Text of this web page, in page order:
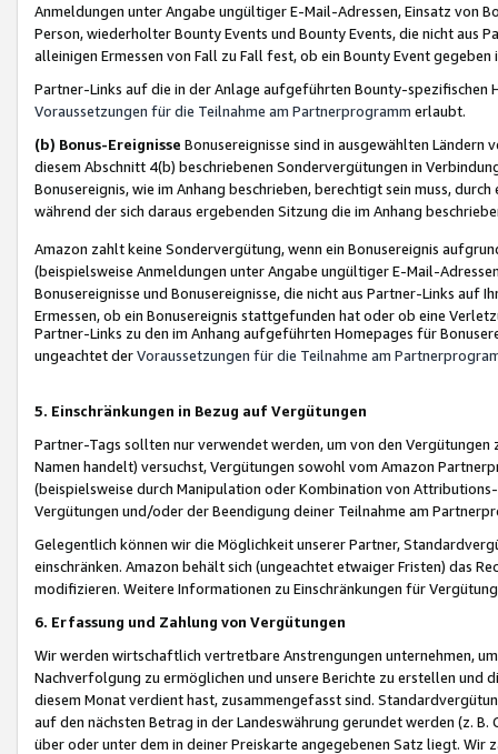
Anmeldungen unter Angabe ungültiger E-Mail-Adressen, Einsatz von
Person, wiederholter Bounty Events und Bounty Events, die nicht
alleinigen Ermessen von Fall zu Fall fest, ob ein Bounty Event
Partner-Links auf die in der Anlage aufgeführten Bounty-spezifischen
Voraussetzungen für die Teilnahme am Partnerprogramm erlaubt.
(b) Bonus-Ereignisse Bonusereignisse sind in ausgewählten Ländern
diesem Abschnitt 4(b) beschriebenen Sondervergütungen in
Bonusereignis, wie im Anhang beschrieben, berechtigt sein muss,
während der sich daraus ergebenden Sitzung die im Anhang
Amazon zahlt keine Sondervergütung, wenn ein Bonusereignis
(beispielsweise Anmeldungen unter Angabe ungültiger E-Mail-
Bonusereignisse und Bonusereignisse, die nicht aus Partner-Links auf
Ermessen, ob ein Bonusereignis stattgefunden hat oder ob eine
Partner-Links zu den im Anhang aufgeführten Homepages für
ungeachtet derVoraussetzungen für die Teilnahme am
5. Einschränkungen in Bezug auf Vergütungen
Partner-Tags sollten nur verwendet werden, um von den
Namen handelt) versuchst, Vergütungen sowohl vom Amazon
(beispielsweise durch Manipulation oder Kombination von
Vergütungen und/oder der Beendigung deiner Teilnahme am
Gelegentlich können wir die Möglichkeit unserer Partner,
einschränken. Amazon behält sich (ungeachtet etwaiger Fristen) das
modifizieren. Weitere Informationen zu Einschränkungen für
6. Erfassung und Zahlung von Vergütungen
Wir werden wirtschaftlich vertretbare Anstrengungen unternehmen,
Nachverfolgung zu ermöglichen und unsere Berichte zu erstellen und
diesem Monat verdient hast, zusammengefasst sind.
auf den nächsten Betrag in der Landeswährung gerundet werden (z.
über oder unter dem in deiner Preiskarte angegebenen Satz liegt.